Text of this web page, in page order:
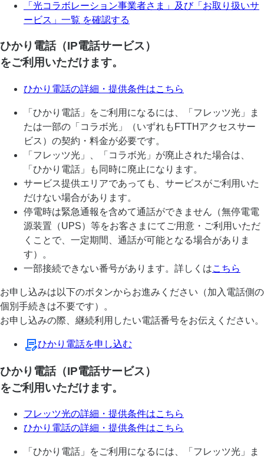
「光コラボレーション事業者さま」及び「お取り扱いサ
ービス」一覧 を確認する
ひかり電話（IP電話サービス）
をご利用いただけます。
ひかり電話の詳細・提供条件はこちら
「ひかり電話」をご利用になるには、「フレッツ光」ま
たは一部の「コラボ光」（いずれもFTTHアクセスサー
ビス）の契約・料金が必要です。
「フレッツ光」、「コラボ光」が廃止された場合は、
「ひかり電話」も同時に廃止になります。
サービス提供エリアであっても、サービスがご利用いた
だけない場合があります。
停電時は緊急通報を含めて通話ができません（無停電電
源装置（UPS）等をお客さまにてご用意・ご利用いただ
くことで、一定期間、通話が可能となる場合がありま
す）。
一部接続できない番号があります。詳しくはこちら
お申し込みは以下のボタンからお進みください（加入電話側の
個別手続きは不要です）。
お申し込みの際、継続利用したい電話番号をお伝えください。
ひかり電話を申し込む
ひかり電話（IP電話サービス）
をご利用いただけます。
フレッツ光の詳細・提供条件はこちら
ひかり電話の詳細・提供条件はこちら
「ひかり電話」をご利用になるには、「フレッツ光」ま